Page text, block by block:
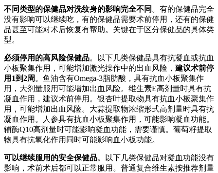
不同类型的保健品对洗纹身的影响完全不同 。有的保健品完全
没有影响可以继续吃，有的保健品需要术前停用，还有的保健
品甚至可能对术后恢复有帮助。关键在于区分保健品的具体类
型。
必须停用的高风险保健品。以下几类保健品具有抗凝血或抗血
小板聚集作用，可能增加激光操作中的出血风险， 建议术前停
用1到2周 。鱼油含有Omega-3脂肪酸，具有抗血小板聚集作
用，大剂量服用可能增加出血风险。维生素E高剂量时具有抗
凝血作用，建议术前停用。银杏叶提取物具有抗血小板聚集作
用，可能增加出血风险。大蒜提取物浓缩形式高剂量时具有抗
凝血作用。人参具有抗血小板聚集作用，可能影响凝血功能。
辅酶Q10高剂量时可能影响凝血功能，需要谨慎。葡萄籽提取
物具有抗氧化作用同时可能影响血小板功能。
可以继续服用的安全保健品。以下几类保健品对凝血功能没有
影响，术前术后都可以正常服用。普通复合维生素按推荐剂量